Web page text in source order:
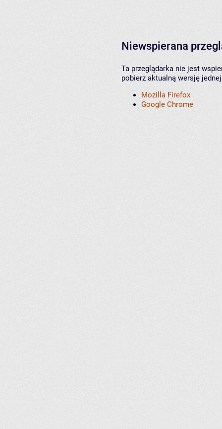
Niewspierana
Ta przeglądarka nie jest
pobierz aktualną wersję
Mozilla Firefox
Google Chrome